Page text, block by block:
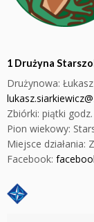
1 Drużyna
Drużynowa:
Zbiórki: piątki
Pion wiekowy:
Miejsce działania:
Facebook: